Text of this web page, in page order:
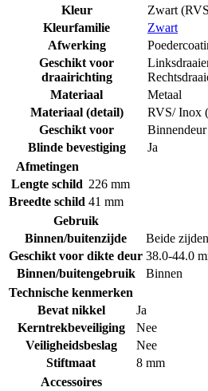
Kleur
Zwart
Kleurfamilie
Zwart
Afwerking
Geschikt voor
draairichting
Materiaal
Metaal
Materiaal (detail)
RVS/ Inox
Geschikt voor
Binnendeur
Blinde bevestiging
Ja
Afmetingen
Lengte schild 226 mm
Breedte schild 41 mm
Gebruik
Binnen/buitenzijde
Beide zijden
Geschikt voor dikte deur 38.0-44.0
Binnen/buitengebruik
Binnen
Technische kenmerken
Bevat nikkel
Ja
Kerntrekbeveiliging
Nee
Veiligheidsbeslag
Nee
Stiftmaat
8 mm
Accessoires